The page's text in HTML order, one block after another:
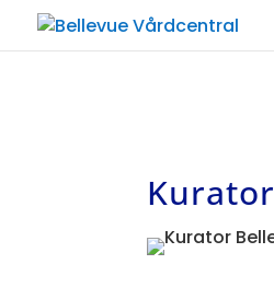
Kurator